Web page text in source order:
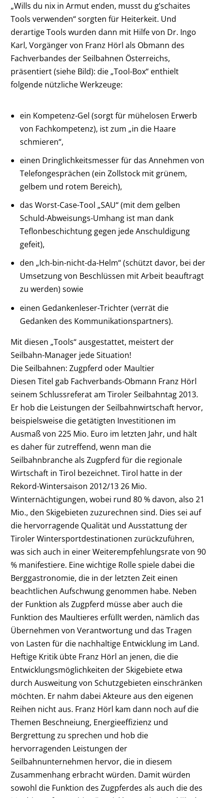
„Wills du nix in Armut enden, musst du g’schaites
Tools verwenden“ sorgten für Heiterkeit. Und
derartige Tools wurden dann mit Hilfe von Dr. Ingo
Karl, Vorgänger von Franz Hörl als Obmann des
Fachverbandes der Seilbahnen Österreichs,
präsentiert (siehe Bild): die „Tool-Box“ enthielt
folgende nützliche Werkzeuge:
ein Kompetenz-Gel (sorgt für mühelosen Erwerb
von Fachkompetenz), ist zum „in die Haare
schmieren“,
einen Dringlichkeitsmesser für das Annehmen von
Telefongesprächen (ein Zollstock mit grünem,
gelbem und rotem Bereich),
das Worst-Case-Tool „SAU“ (mit dem gelben
Schuld-Abweisungs-Umhang ist man dank
Teflonbeschichtung gegen jede Anschuldigung
gefeit),
den „Ich-bin-nicht-da-Helm“ (schützt davor, bei der
Umsetzung von Beschlüssen mit Arbeit beauftragt
zu werden) sowie
einen Gedankenleser-Trichter (verrät die
Gedanken des Kommunikationspartners).
Mit diesen „Tools“ ausgestattet, meistert der
Seilbahn-Manager jede Situation!
Die Seilbahnen: Zugpferd oder Maultier
Diesen Titel gab Fachverbands-Obmann Franz Hörl
seinem Schlussreferat am Tiroler Seilbahntag 2013.
Er hob die Leistungen der Seilbahnwirtschaft hervor,
beispielsweise die getätigten Investitionen im
Ausmaß von 225 Mio. Euro im letzten Jahr, und hält
es daher für zutreffend, wenn man die
Seilbahnbranche als Zugpferd für die regionale
Wirtschaft in Tirol bezeichnet. Tirol hatte in der
Rekord-Wintersaison 2012/1326 Mio.
Winternächtigungen, wobei rund 80 % davon, also 21
Mio., den Skigebieten zuzurechnen sind. Dies sei auf
die hervorragende Qualität und Ausstattung der
Tiroler Wintersportdestinationen zurückzuführen,
was sich auch in einer Weiterempfehlungsrate von 90
% manifestiere. Eine wichtige Rolle spiele dabei die
Berggastronomie, die in der letzten Zeit einen
beachtlichen Aufschwung genommen habe. Neben
der Funktion als Zugpferd müsse aber auch die
Funktion des Maultieres erfüllt werden, nämlich das
Übernehmen von Verantwortung und das Tragen
von Lasten für die nachhaltige Entwicklung im Land.
Heftige Kritik übte Franz Hörl an jenen, die die
Entwicklungsmöglichkeiten der Skigebiete etwa
durch Ausweitung von Schutzgebieten einschränken
möchten. Er nahm dabei Akteure aus den eigenen
Reihen nicht aus. Franz Hörl kam dann noch auf die
Themen Beschneiung, Energieeffizienz und
Bergrettung zu sprechen und hob die
hervorragenden Leistungen der
Seilbahnunternehmen hervor, die in diesem
Zusammenhang erbracht würden. Damit würden
sowohl die Funktion des Zugpferdes als auch die des